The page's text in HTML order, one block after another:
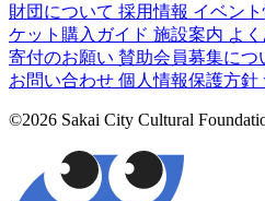
財団について 採用情報 イベン
ケット購入ガイド 施設案内 よ
寄付のお願い 賛助会員募集につ
お問い合わせ 個人情報保護方針
©2026 Sakai City Cultural